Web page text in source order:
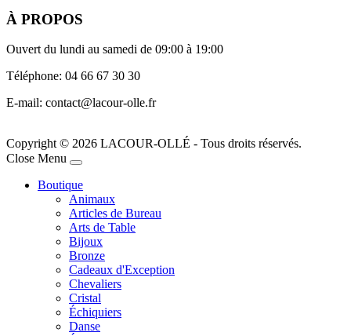
À PROPOS
Ouvert du lundi au samedi de 09:00 à 19:00
Téléphone: 04 66 67 30 30
E-mail: contact@lacour-olle.fr
Copyright © 2026 LACOUR-OLLÉ - Tous droits réservés.
Joomla! 3 Templates
Close Menu
Boutique
Animaux
Articles de Bureau
Arts de Table
Bijoux
Bronze
Cadeaux d'Exception
Chevaliers
Cristal
Échiquiers
Danse